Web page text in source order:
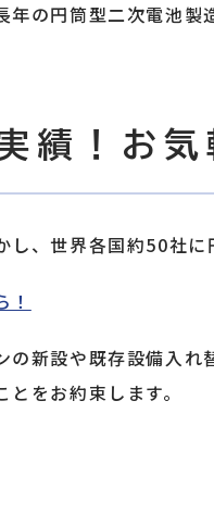
の円筒型二次電池製
績！お気
し、世界各国約50社
の新設や既存設備入
をお約束します。